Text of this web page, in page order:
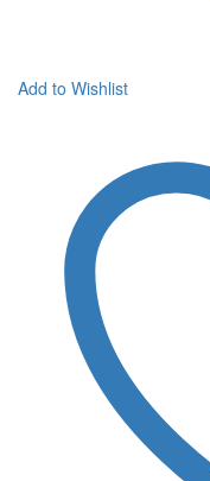
Add to Wishlist